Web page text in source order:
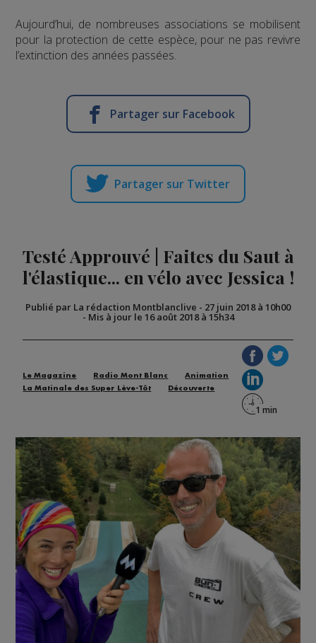
Aujourd’hui, de nombreuses associations se mobilisent
pour la protection de cette espèce, pour ne pas revivre
l’extinction des années passées.
Partager sur Facebook
Partager sur Twitter
Testé Approuvé | Faites du Saut à
l'élastique... en vélo avec Jessica !
Publié par La rédaction Montblanclive - 27 juin 2018 à 10h00
- Mis à jour le 16 août 2018 à 15h34
Le Magazine Radio Mont Blanc
Animation
La Matinale des Super Lève-Tôt
Découverte